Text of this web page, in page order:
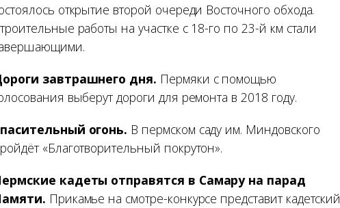
открытие второй очереди Восточного обхода.
работы на участке с 18-го по 23-й км стали
завтрашнего дня. Пермяки с помощью
выберут дороги для ремонта в 2018 году.
огонь. В пермском саду им. Миндовского
«Благотворительный покрутон».
кадеты отправятся в Самару на парад
Прикамье на смотре-конкурсе представит кадетский